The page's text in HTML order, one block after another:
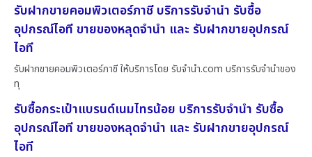
รับฝากขายคอมพิวเตอร์ภาชี บริการรับจำนำ รับซื้อ
อุปกรณ์ไอที ขายของหลุดจำนำ และ รับฝากขายอุปกรณ์
ไอที
รับฝากขายคอมพิวเตอร์ภาชี ให้บริการโดย รับจํานํา.com บริการรับจำนำของ
ทุ
รับซื้อกระเป๋าแบรนด์เนมไทรน้อย บริการรับจำนำ รับซื้อ
อุปกรณ์ไอที ขายของหลุดจำนำ และ รับฝากขายอุปกรณ์
ไอที